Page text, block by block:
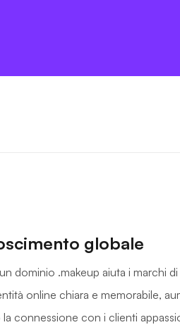
globale
dominio .makeup aiuta i marchi
online chiara e memorabile,
connessione con i clienti